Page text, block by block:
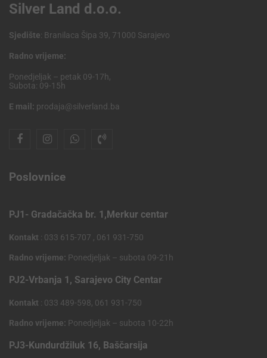
Silver Land d.o.o.
Sjedište: Branilaca Šipa 39, 71000 Sarajevo
Radno vrijeme:
Ponedjeljak – petak 09-17h,
Subota: 09-15h
E mail: prodaja@silverland.ba
Poslovnice
PJ1- Gradačačka br. 1,Merkur centar
Kontakt : 033 615-707 , 061 931-750
Radno vrijeme: Ponedjeljak – subota 09-21h
PJ2-Vrbanja 1, Sarajevo City Centar
Kontakt : 033 489-598, 061 931-750
Radno vrijeme: Ponedjeljak – subota 10-22h
PJ3-Kundurdžiluk 16, Baščarsija